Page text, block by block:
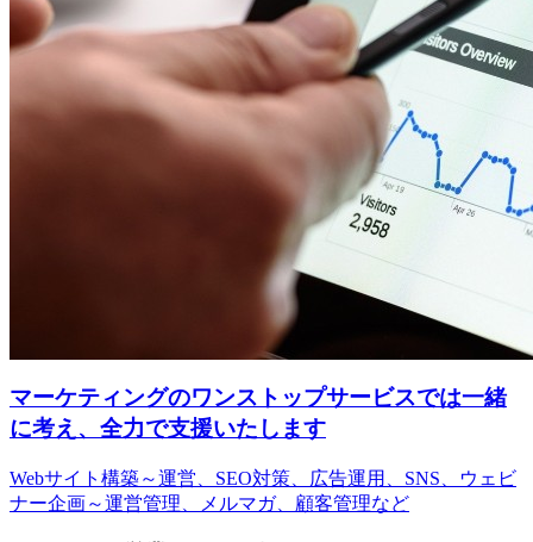
マーケティングのワンストップサービスでは一緒
に考え、全力で支援いたします
Webサイト構築～運営、SEO対策、広告運用、SNS、ウェビ
ナー企画～運営管理、メルマガ、顧客管理など